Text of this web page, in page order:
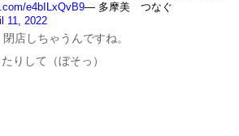
e4bILxQvB9— 多摩美 つなぐ
11, 2022
店しちゃうんですね。
りして（ぼそっ）